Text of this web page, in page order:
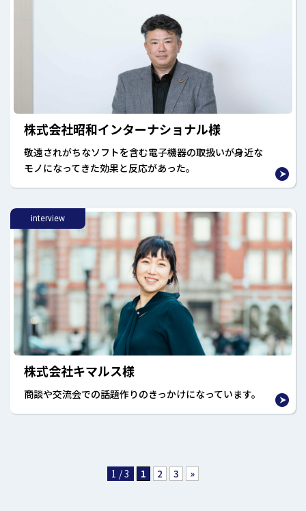
株式会社昭和インターナショナル様
敬遠されがちなソフトを含む電子機器の取扱いが身近な
モノになってきた効果と反応があった。
interview
株式会社キマルス様
商談や交流会での話題作りのきっかけになっています。
1 / 3 1 2 3 »